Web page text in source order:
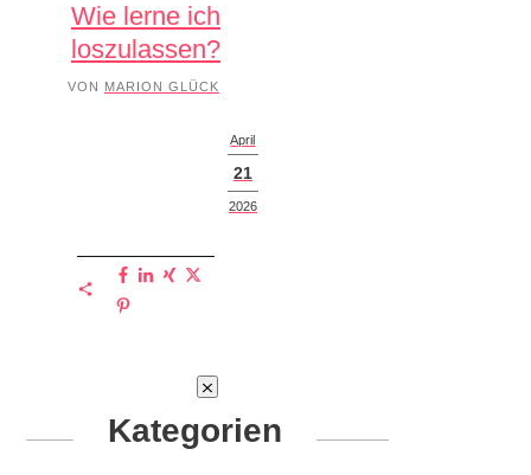
Wie lerne ich
loszulassen?
VON MARION GLÜCK
April
21
2026
Kategorien